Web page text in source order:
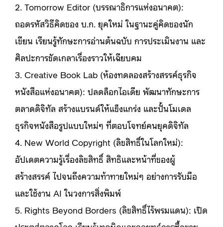
2. Tomorrow Editor (บรรณาธิการแห่งอนาคต):
ถอดรหัสวิธีคิดของ บ.ก. ยุคใหม่ ในฐานะคู่คิดของนัก
เขียน เรียนรู้ทักษะการอ่านต้นฉบับ การประเมินงาน และ
ศิลปะการขัดเกลาเรื่องราวให้เฉียบคม
3. Creative Book Lab (ห้องทดลองสร้างสรรค์ธุรกิจ
หนังสือแห่งอนาคต): ปลดล็อกไอเดีย พัฒนาทักษะการ
ตลาดดิจิทัล สร้างแบรนด์ให้แข็งแกร่ง และปั้นโมเดล
ธุรกิจหนังสือรูปแบบใหม่ๆ ที่ตอบโจทย์คนยุคดิจิทัล
4. New World Copyright (ลิขสิทธิ์ในโลกใหม่):
อัปเดตความรู้เรื่องลิขสิทธิ์ สิทธิและหน้าที่ของผู้
สร้างสรรค์ ไปจนถึงความท้าทายใหม่ๆ อย่างการรับมือ
และใช้งาน AI ในวงการสิ่งพิมพ์
5. Rights Beyond Borders (ลิขสิทธิ์ไร้พรมแดน): เปิด